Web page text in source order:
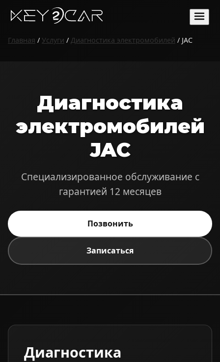
Главная / Услуги / Диагностика электромобилей / JAC
Диагностика
электромобилей
JAC
Специализированное обслуживание с
гарантией 12 месяцев
Позвонить
Записаться
Диагностика